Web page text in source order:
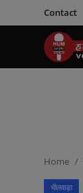
Contact
Home
भीलवाड़ा